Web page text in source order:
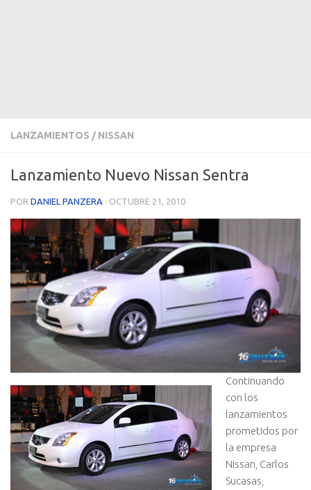
LANZAMIENTOS / NISSAN
Lanzamiento Nuevo Nissan Sentra
POR DANIEL PANZERA · OCTUBRE 21, 2010
Continuando
con los
lanzamientos
prometidos por
la empresa
Nissan, Carlos
Sucasas,